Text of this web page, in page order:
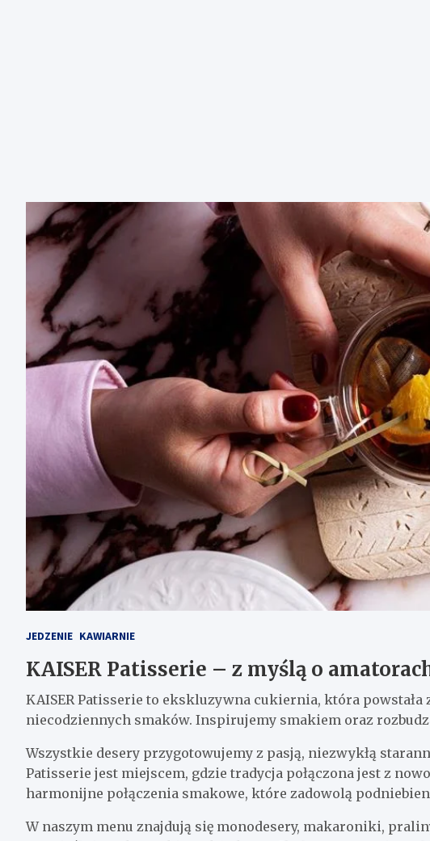
JEDZENIE KAWIARNIE
KAISER Patisserie – z myślą o
KAISER Patisserie to ekskluzywna cukiernia, która powstała
niecodziennych smaków. Inspirujemy smakiem oraz
Wszystkie desery przygotowujemy z pasją, niezwykłą
Patisserie jest miejscem, gdzie tradycja połączona jest z
harmonijne połączenia smakowe, które zadowolą
W naszym menu znajdują się monodesery, makaroniki,